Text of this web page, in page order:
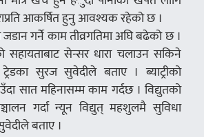
आकर्षित हुनु आवश्यक रहेको छ ।
जडान गर्नेे काम तीव्रगतिमा अघि बढेको छ ।
सहायताबाट सेन्सर धारा चलाउन सकिने
ट्रेडका सुरज सुवेदीले बताए । ब्याट्रीको
सात महिनासम्म काम गर्दछ । विद्युतको
गर्दा न्यून विद्युत् महशुलमै सुविधा
बताए ।